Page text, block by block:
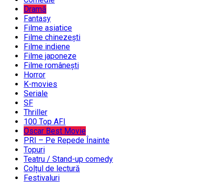
Dramă
Fantasy
Filme asiatice
Filme chinezești
Filme indiene
Filme japoneze
Filme românești
Horror
K-movies
Seriale
SF
Thriller
100 Top AFI
Oscar Best Movie
PRI – Pe Repede Înainte
Topuri
Teatru / Stand-up comedy
Colțul de lectură
Festivaluri